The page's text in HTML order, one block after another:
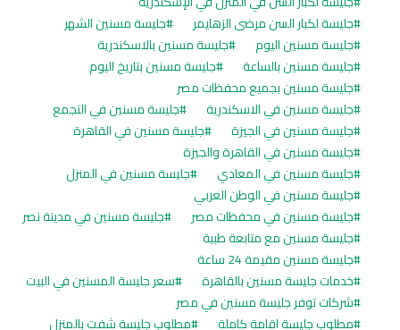
جليسة لكبار السن مرضى الزهايمر
جليسة مسنين الشهر
جليسة مسنين اليوم
جليسة مسنين بالاسكندرية
جليسة مسنين بالساعة
جليسة مسنين بتاريخ اليوم
جليسة مسنين بجميع محفظات مصر
جليسة مسنين في الاسكندرية
جليسة مسنين في التجمع
جليسة مسنين في الجيزة
جليسة مسنين في القاهرة
جليسة مسنين في القاهرة والجيزة
جليسة مسنين في المعادي
جليسة مسنين في المنزل
جليسة مسنين في الوطن العربي
جليسة مسنين في محفظات مصر
جليسة مسنين في مدينة نصر
جليسة مسنين مع متابعة طبية
جليسة مسنين مقيمة 24 ساعة
خدمات جليسة مسنين بالقاهرة
سعر جليسة المسنين في البيت
شركات توفر جليسة مسنين في مصر
مطلوب جليسة اقامة كاملة
مطلوب جليسة شفت بالمنزل